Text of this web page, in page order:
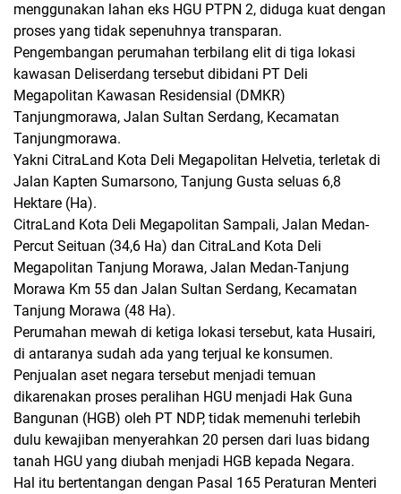
menggunakan lahan eks HGU PTPN 2, diduga kuat dengan
proses yang tidak sepenuhnya transparan.
Pengembangan perumahan terbilang elit di tiga lokasi
kawasan Deliserdang tersebut dibidani PT Deli
Megapolitan Kawasan Residensial (DMKR)
Tanjungmorawa, Jalan Sultan Serdang, Kecamatan
Tanjungmorawa.
Yakni CitraLand Kota Deli Megapolitan Helvetia, terletak di
Jalan Kapten Sumarsono, Tanjung Gusta seluas 6,8
Hektare (Ha).
CitraLand Kota Deli Megapolitan Sampali, Jalan Medan-
Percut Seituan (34,6 Ha) dan CitraLand Kota Deli
Megapolitan Tanjung Morawa, Jalan Medan-Tanjung
Morawa Km 55 dan Jalan Sultan Serdang, Kecamatan
Tanjung Morawa (48 Ha).
Perumahan mewah di ketiga lokasi tersebut, kata Husairi,
di antaranya sudah ada yang terjual ke konsumen.
Penjualan aset negara tersebut menjadi temuan
dikarenakan proses peralihan HGU menjadi Hak Guna
Bangunan (HGB) oleh PT NDP, tidak memenuhi terlebih
dulu kewajiban menyerahkan 20 persen dari luas bidang
tanah HGU yang diubah menjadi HGB kepada Negara.
Hal itu bertentangan dengan Pasal 165 Peraturan Menteri